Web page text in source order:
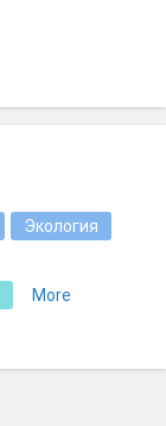
Экология
More